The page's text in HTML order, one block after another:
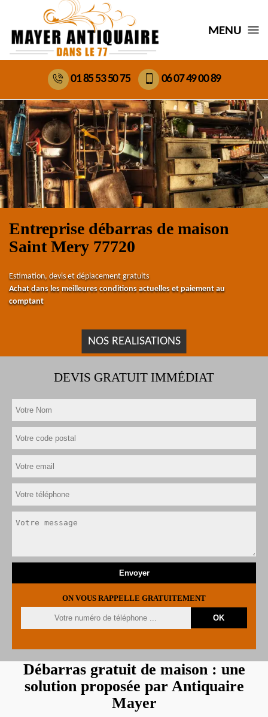
MENU
01 85 53 50 75 06 07 49 00 89
Entreprise débarras de maison
Saint Mery 77720
Estimation, devis et déplacement gratuits
Achat dans les meilleures conditions actuelles et paiement au
comptant
NOS REALISATIONS
DEVIS GRATUIT IMMÉDIAT
ON VOUS RAPPELLE GRATUITEMENT
Débarras gratuit de maison : une
solution proposée par Antiquaire
Mayer